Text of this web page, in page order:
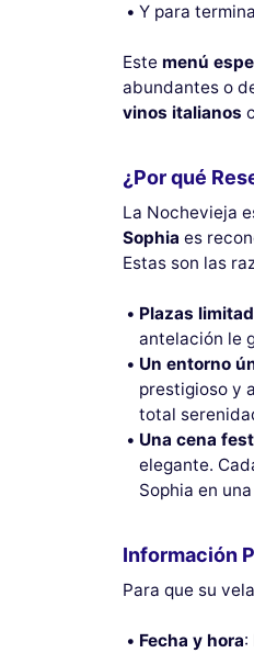
Y para
Este menú
abundantes o
vinos italianos
¿Por qué
La Nochevieja
Sophia es
Estas son las
Plazas
antelación le
Un entorno
prestigioso y
total
Una cena
elegante.
Sophia en
Información
Para que su
Fecha y hora: